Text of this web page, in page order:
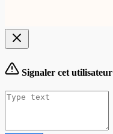
Signaler cet utilisateur